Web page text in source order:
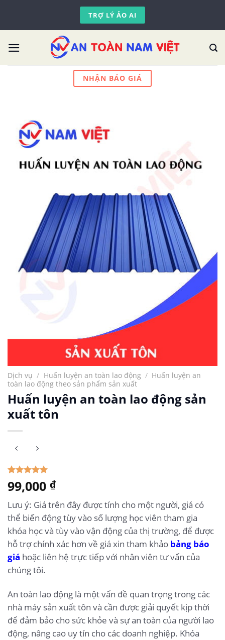
content
TRỢ LÝ ẢO AI
NHẬN BÁO GIÁ
Dịch vụ / Huấn luyện an toàn lao động / Huấn luyện an
toàn lao động theo sản phẩm sản xuất
Huấn luyện an toàn lao động sản
xuất tôn
5.00 trên 5
dựa trên
1
99,000 ₫
Lưu ý: Giá trên đây được tính cho một người, giá có
thể biến động tùy vào số lượng học viên tham gia
khóa học và tùy vào vận động của thị trường, để được
hỗ trợ chính xác hơn về giá xin tham khảo bảng báo
giá hoặc liên hệ trực tiếp với nhân viên tư vấn của
chúng tôi.
An toàn lao động là một vấn đề quan trọng trong các
nhà máy sản xuất tôn và cần được giải quyết kịp thời
để đảm bảo cho sức khỏe và sự an toàn của người lao
động, nâng cao uy tín cho các doanh nghiệp. Khóa